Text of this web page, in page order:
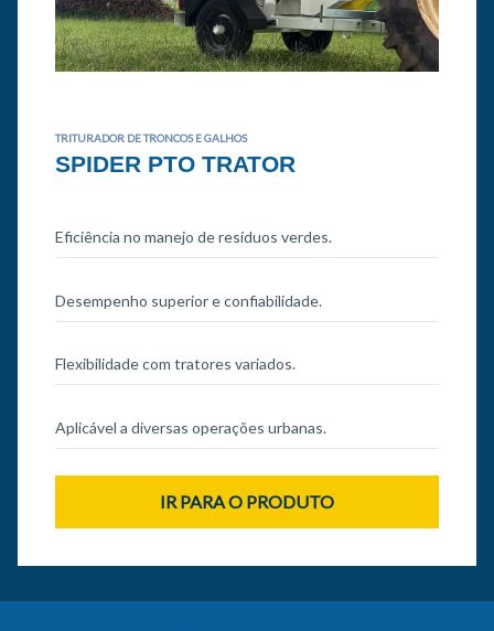
TRITURADOR DE TRONCOS E GALHOS
SPIDER PTO TRATOR
Eficiência no manejo de resíduos verdes.
Desempenho superior e confiabilidade.
Flexibilidade com tratores variados.
Aplicável a diversas operações urbanas.
IR PARA O PRODUTO